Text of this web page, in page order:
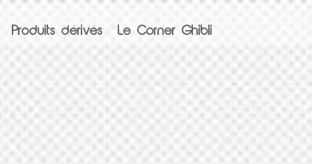
Produits dérivés Le Corner Ghibli